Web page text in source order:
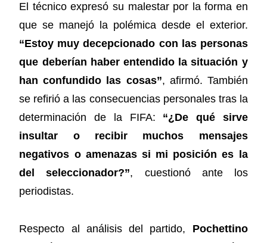
El técnico expresó su malestar por la forma en
que se manejó la polémica desde el exterior.
“Estoy muy decepcionado con las personas
que deberían haber entendido la situación y
han confundido las cosas”, afirmó. También
se refirió a las consecuencias personales tras la
determinación de la FIFA: “¿De qué sirve
insultar o recibir muchos mensajes
negativos o amenazas si mi posición es la
del seleccionador?”, cuestionó ante los
periodistas.
Respecto al análisis del partido, Pochettino